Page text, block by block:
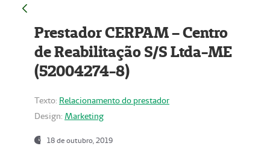
Prestador CERPAM – Centro
de Reabilitação S/S Ltda-ME
(52004274-8)
Texto: Relacionamento do prestador
Design: Marketing
18 de outubro, 2019